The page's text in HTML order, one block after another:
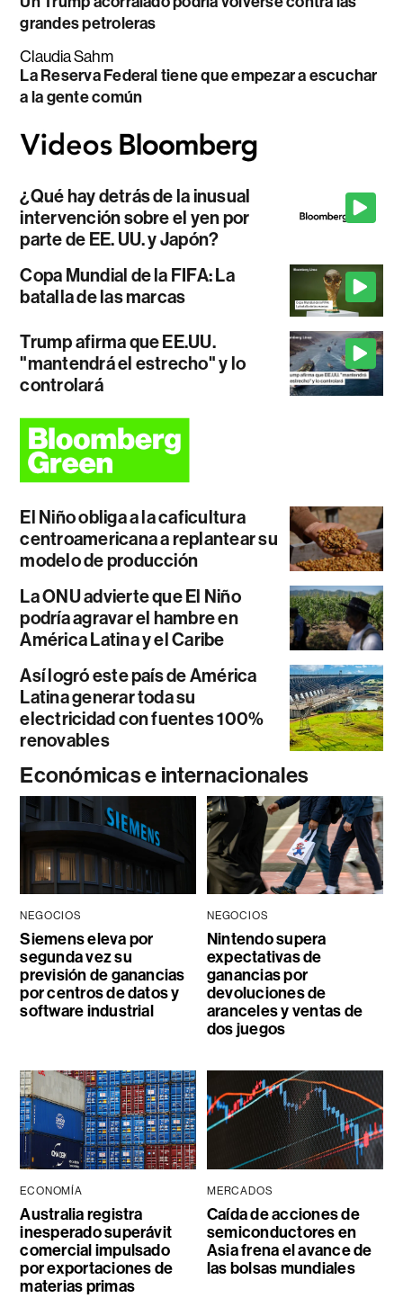
grandes petroleras
Claudia Sahm
La Reserva Federal tiene que empezar a escuchar
a la gente común
¿Qué hay detrás de la inusual
intervención sobre el yen por
parte de EE. UU. y Japón?
Copa Mundial de la FIFA: La
batalla de las marcas
Trump afirma que EE.UU.
"mantendrá el estrecho" y lo
controlará
El Niño obliga a la caficultura
centroamericana a replantear su
modelo de producción
La ONU advierte que El Niño
podría agravar el hambre en
América Latina y el Caribe
Así logró este país de América
Latina generar toda su
electricidad con fuentes 100%
renovables
Económicas e internacionales
NEGOCIOS
Siemens eleva por
segunda vez su
previsión de ganancias
por centros de datos y
software industrial
NEGOCIOS
Nintendo supera
expectativas de
ganancias por
devoluciones de
aranceles y ventas de
dos juegos
ECONOMÍA
Australia registra
inesperado superávit
comercial impulsado
por exportaciones de
materias primas
MERCADOS
Caída de acciones de
semiconductores en
Asia frena el avance de
las bolsas mundiales